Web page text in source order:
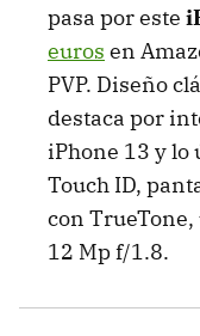
pasa por este
euros en
PVP. Diseño
destaca por
iPhone 13 y lo
Touch ID,
con
12 Mp f/1.8.